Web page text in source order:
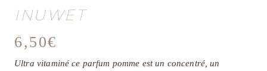
INUWET
6,50€
Ultra vitaminé ce parfum pomme est un concentré, un